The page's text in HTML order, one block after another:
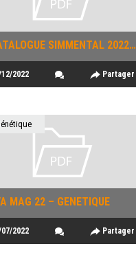
CATALOGUE SIMMENTAL 2022-2023
12/2022 Partager
MAG 22 – GENETIQUE
07/2022 Partager